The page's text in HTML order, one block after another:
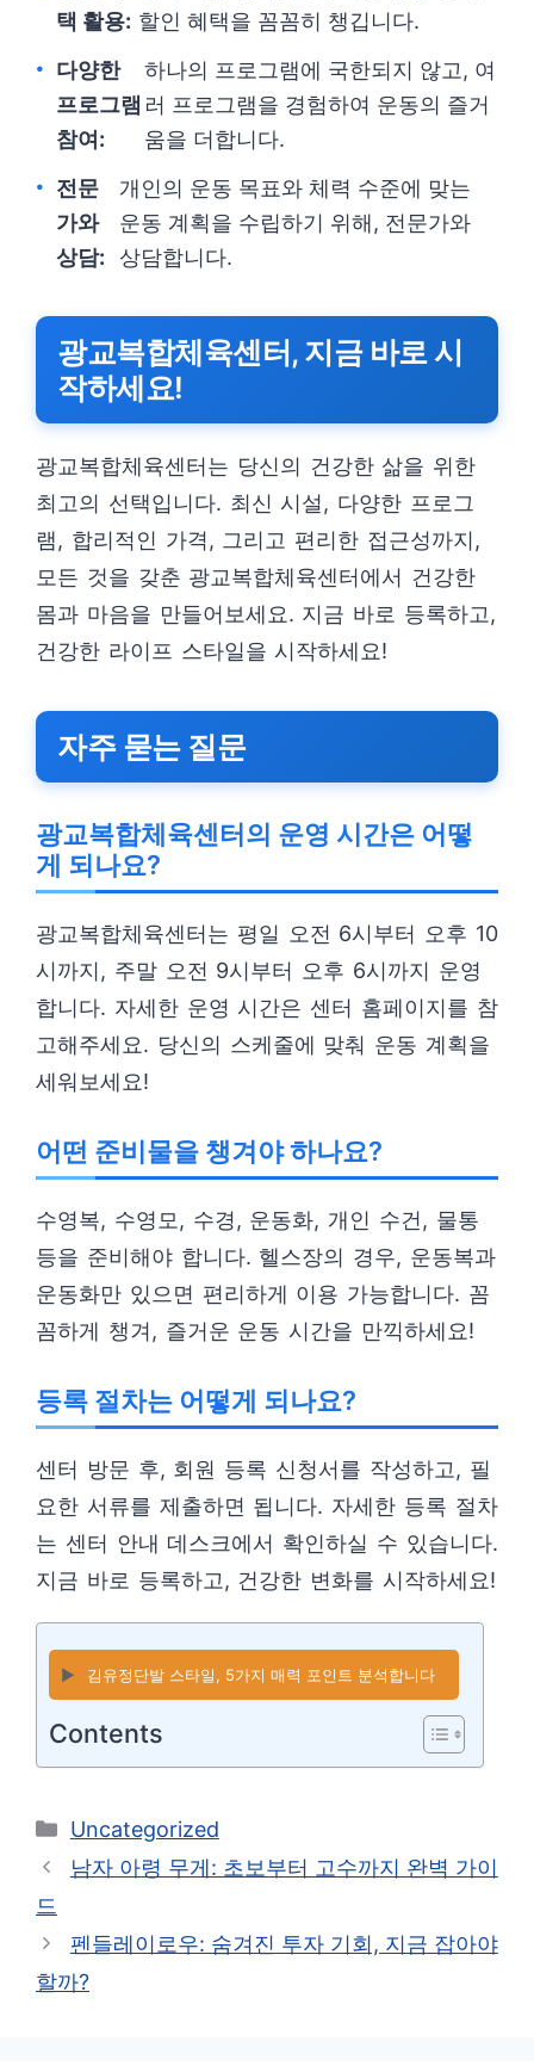
택 활용: 할인 혜택을 꼼꼼히 챙깁니다.
다양한
프로그램
참여:
하나의 프로그램에 국한되지 않고, 여
러 프로그램을 경험하여 운동의 즐거
움을 더합니다.
전문
가와
상담:
개인의 운동 목표와 체력 수준에 맞는
운동 계획을 수립하기 위해, 전문가와
상담합니다.
광교복합체육센터, 지금 바로 시
작하세요!
광교복합체육센터는 당신의 건강한 삶을 위한
최고의 선택입니다. 최신 시설, 다양한 프로그
램, 합리적인 가격, 그리고 편리한 접근성까지,
모든 것을 갖춘 광교복합체육센터에서 건강한
몸과 마음을 만들어보세요. 지금 바로 등록하고,
건강한 라이프 스타일을 시작하세요!
자주 묻는 질문
광교복합체육센터의 운영 시간은 어떻
게 되나요?
광교복합체육센터는 평일 오전 6시부터 오후 10
시까지, 주말 오전 9시부터 오후 6시까지 운영
합니다. 자세한 운영 시간은 센터 홈페이지를 참
고해주세요. 당신의 스케줄에 맞춰 운동 계획을
세워보세요!
어떤 준비물을 챙겨야 하나요?
수영복, 수영모, 수경, 운동화, 개인 수건, 물통
등을 준비해야 합니다. 헬스장의 경우, 운동복과
운동화만 있으면 편리하게 이용 가능합니다. 꼼
꼼하게 챙겨, 즐거운 운동 시간을 만끽하세요!
등록 절차는 어떻게 되나요?
센터 방문 후, 회원 등록 신청서를 작성하고, 필
요한 서류를 제출하면 됩니다. 자세한 등록 절차
는 센터 안내 데스크에서 확인하실 수 있습니다.
지금 바로 등록하고, 건강한 변화를 시작하세요!
▶️ 김유정단발 스타일, 5가지 매력 포인트 분석합니다
Contents
카
테
Uncategorized
남자 아령 무게: 초보부터 고수까지 완벽 가이
드
펜들레이로우: 숨겨진 투자 기회, 지금 잡아야
할까?